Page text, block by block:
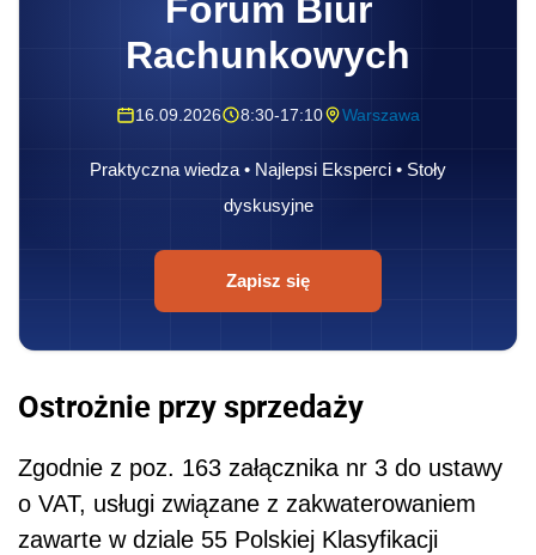
Forum Biur
Rachunkowych
16.09.2026 8:30-17:10 Warszawa
Praktyczna wiedza • Najlepsi Eksperci • Stoły
dyskusyjne
Zapisz się
Ostrożnie przy sprzedaży
Zgodnie z poz. 163 załącznika nr 3 do ustawy
o VAT, usługi związane z zakwaterowaniem
zawarte w dziale 55 Polskiej Klasyfikacji